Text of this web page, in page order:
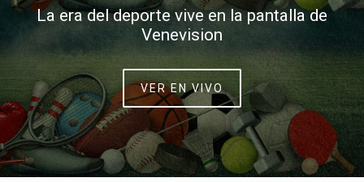
La era del deporte vive en la pantalla de
Venevision
VER EN VIVO